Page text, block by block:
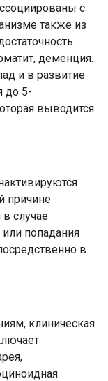
с
также из
деменция.
и в развитие
до 5-
выводится
причине
в случае
попадания
в
клиническая